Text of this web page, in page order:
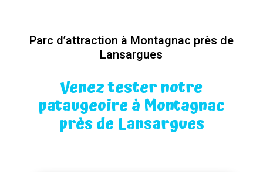
Parc d’attraction à Montagnac près de
Lansargues
Venez tester notre
pataugeoire à Montagnac
près de Lansargues